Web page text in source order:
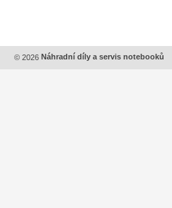
© 2026 Náhradní díly a servis notebooků